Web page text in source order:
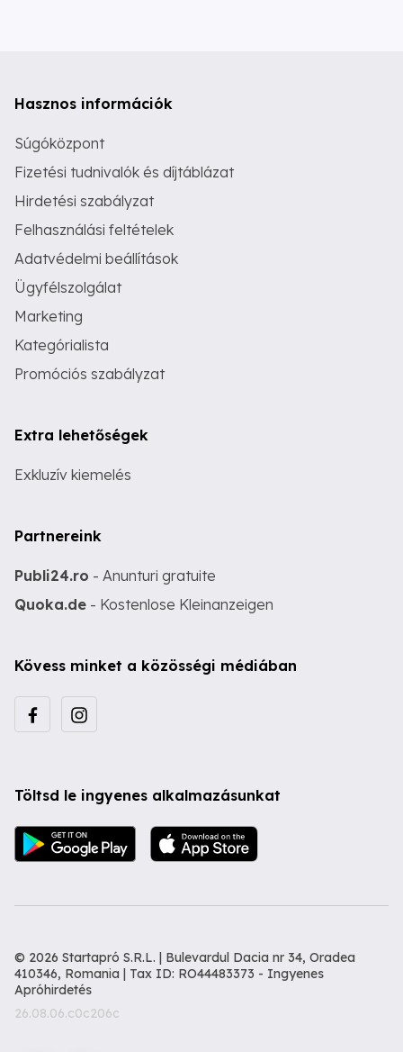
Hasznos információk
Súgóközpont
Fizetési tudnivalók és díjtáblázat
Hirdetési szabályzat
Felhasználási feltételek
Adatvédelmi beállítások
Ügyfélszolgálat
Marketing
Kategórialista
Promóciós szabályzat
Extra lehetőségek
Exkluzív kiemelés
Partnereink
Publi24.ro - Anunturi gratuite
Quoka.de - Kostenlose Kleinanzeigen
Kövess minket a közösségi médiában
Töltsd le ingyenes alkalmazásunkat
© 2026 Startapró S.R.L. | Bulevardul Dacia nr 34, Oradea
410346, Romania | Tax ID: RO44483373 - Ingyenes
Apróhirdetés
26.08.06.c0c206c